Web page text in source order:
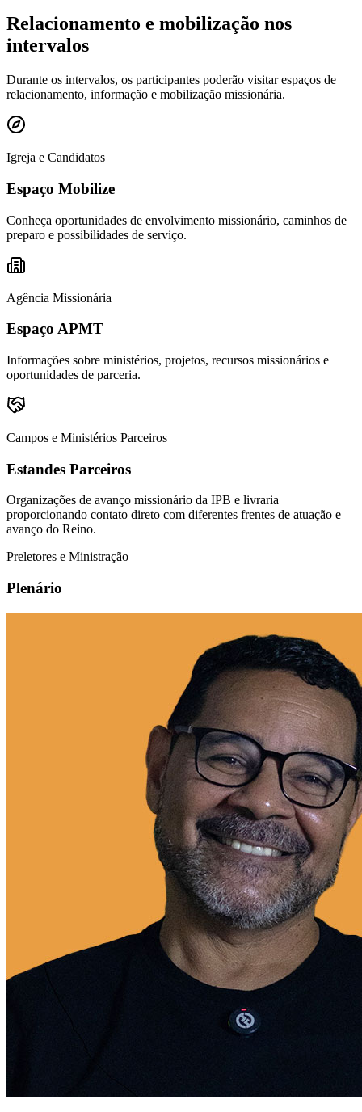
Relacionamento e mobilização nos
intervalos
Durante os intervalos, os participantes poderão visitar espaços de
relacionamento, informação e mobilização missionária.
Igreja e Candidatos
Espaço Mobilize
Conheça oportunidades de envolvimento missionário, caminhos de
preparo e possibilidades de serviço.
Agência Missionária
Espaço APMT
Informações sobre ministérios, projetos, recursos missionários e
oportunidades de parceria.
Campos e Ministérios Parceiros
Estandes Parceiros
Organizações de avanço missionário da IPB e livraria
proporcionando contato direto com diferentes frentes de atuação e
avanço do Reino.
Preletores e Ministração
Plenário